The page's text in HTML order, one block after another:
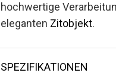
hochwertige
eleganten Zitobjekt.
SPEZIFIKATIONEN